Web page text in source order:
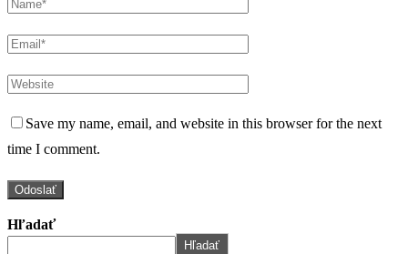
Save my name, email, and website in this browser for the next
time I comment.
Hľadať
Hľadať